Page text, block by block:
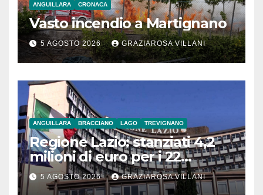
ANGUILLARA CRONACA
Vasto incendio a Martignano
5 AGOSTO 2026 GRAZIAROSA VILLANI
ANGUILLARA BRACCIANO LAGO TREVIGNANO
Regione Lazio: stanziati 4,2
milioni di euro per i 22
Comuni dell’Etruria
Meridionale
5 AGOSTO 2026 GRAZIAROSA VILLANI